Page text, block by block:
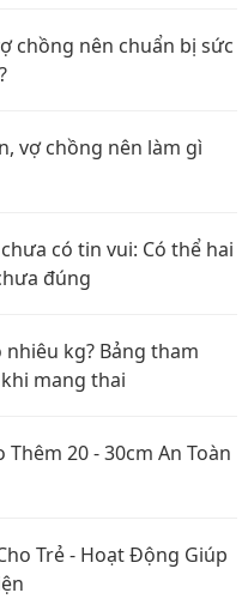
chồng nên chuẩn bị sức
vợ chồng nên làm gì
có tin vui: Có thể hai
đúng
kg? Bảng tham
mang thai
Thêm 20 - 30cm An Toàn
Trẻ - Hoạt Động Giúp